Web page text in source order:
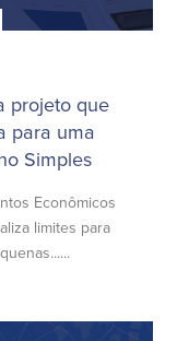
projeto que
para uma
Simples
Econômicos
limites para